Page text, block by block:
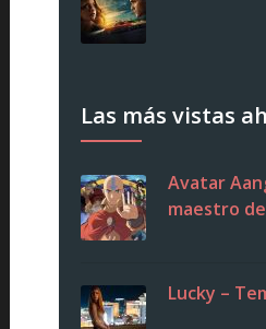
Las más vistas
Avatar
maestro
Lucky –